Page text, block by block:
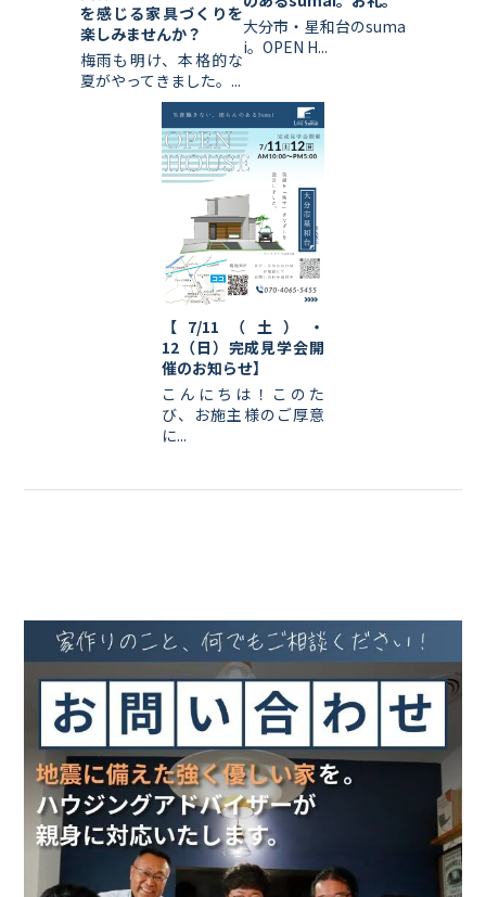
を感じる家具づくりを
楽しみませんか？
梅雨も明け、本格的な
夏がやってきました。...
大分市・星和台のsuma
i。OPEN H...
【7/11（土）・
12（日）完成見学会開
催のお知らせ】
こんにちは！このた
び、お施主様のご厚意
に...